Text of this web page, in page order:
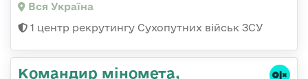
Вся Україна
1 центр рекрутингу Сухопутних військ ЗСУ
Командиp міномета,